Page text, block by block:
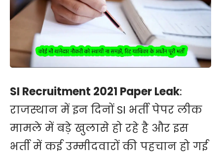
SI Recruitment 2021 Paper Leak:
राजस्थान में इन दिनों SI भर्ती पेपर लीक
मामले में बड़े खुलासे हो रहे है और इस
भर्ती में कई उम्मीदवारों की पहचान हो गई